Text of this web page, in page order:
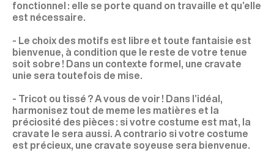
fonctionnel : elle se porte quand on travaille et qu’elle
est nécessaire.
- Le choix des motifs est libre et toute fantaisie est
bienvenue, à condition que le reste de votre tenue
soit sobre ! Dans un contexte formel, une cravate
unie sera toutefois de mise.
- Tricot ou tissé ? A vous de voir ! Dans l’idéal,
harmonisez tout de meme les matières et la
préciosité des pièces : si votre costume est mat, la
cravate le sera aussi. A contrario si votre costume
est précieux, une cravate soyeuse sera bienvenue.